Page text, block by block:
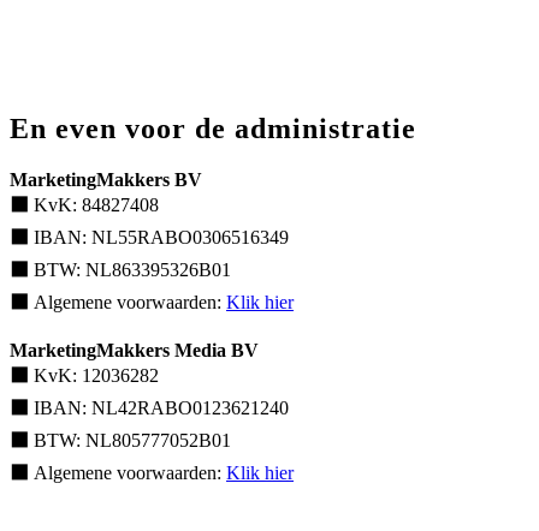
En even voor de administratie
MarketingMakkers BV
KvK: 84827408
IBAN: NL55RABO0306516349
BTW: NL863395326B01
Algemene voorwaarden: Klik hier
MarketingMakkers Media BV
KvK: 12036282
IBAN: NL42RABO0123621240
BTW: NL805777052B01
Algemene voorwaarden: Klik hier